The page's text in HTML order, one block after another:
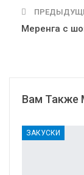
Меренга с
Вам Также
ЗАКУСКИ